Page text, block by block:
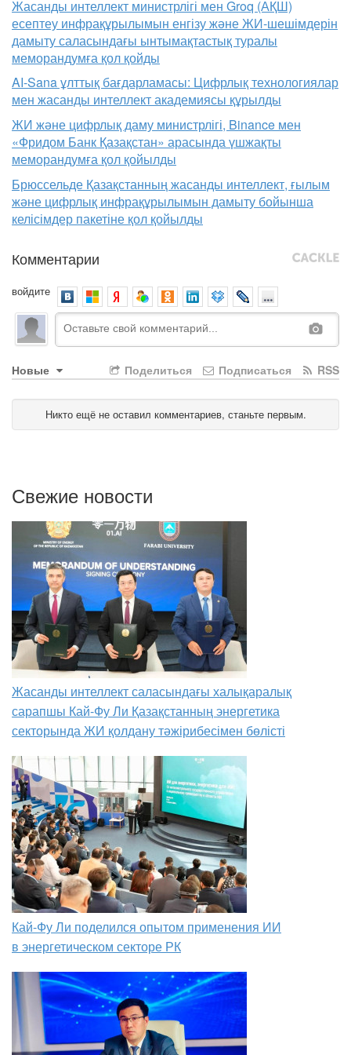
Жасанды интеллект министрлігі мен Groq (АҚШ)
есептеу инфрақұрылымын енгізу және ЖИ-шешімдерін
дамыту саласындағы ынтымақтастық туралы
меморандумға қол қойды
AI-Sana ұлттық бағдарламасы: Цифрлық технологиялар
мен жасанды интеллект академиясы құрылды
ЖИ және цифрлық даму министрлігі, Binance мен
«Фридом Банк Қазақстан» арасында үшжақты
меморандумға қол қойылды
Брюссельде Қазақстанның жасанды интеллект, ғылым
және цифрлық инфрақұрылымын дамыту бойынша
келісімдер пакетіне қол қойылды
Комментарии
войдите
Новые RSS
Подписаться
Поделиться
Никто ещё не оставил комментариев, станьте первым.
Свежие новости
Жасанды интеллект саласындағы халықаралық
сарапшы Кай-Фу Ли Қазақстанның энергетика
секторында ЖИ қолдану тәжірибесімен бөлісті
Кай-Фу Ли поделился опытом применения ИИ
в энергетическом секторе РК